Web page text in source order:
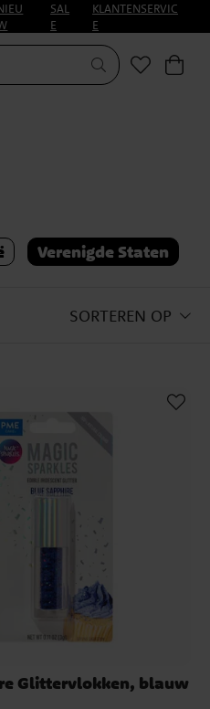
SAL
E
KLANTENSERVIC
E
Verenigde Staten
SORTEREN OP
Glittervlokken, blauw